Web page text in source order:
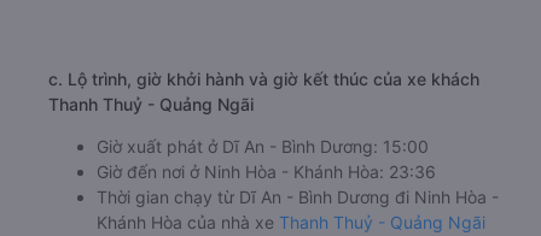
c. Lộ trình, giờ khởi hành và giờ kết thúc của xe khách
Thanh Thuỷ - Quảng Ngãi
Giờ xuất phát ở Dĩ An - Bình Dương: 15:00
Giờ đến nơi ở Ninh Hòa - Khánh Hòa: 23:36
Thời gian chạy từ Dĩ An - Bình Dương đi Ninh Hòa -
Khánh Hòa của nhà xe Thanh Thuỷ - Quảng Ngãi